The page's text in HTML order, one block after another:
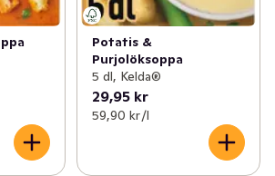
Potatis &
Purjolöksoppa
5 dl, Kelda®
29,95 kr
59,90 kr /l